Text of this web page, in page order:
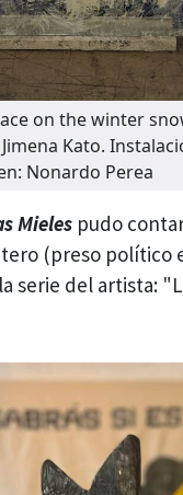
on the winter
Kato.
Nonardo Perea
Mieles pudo
(preso político
serie del artista: